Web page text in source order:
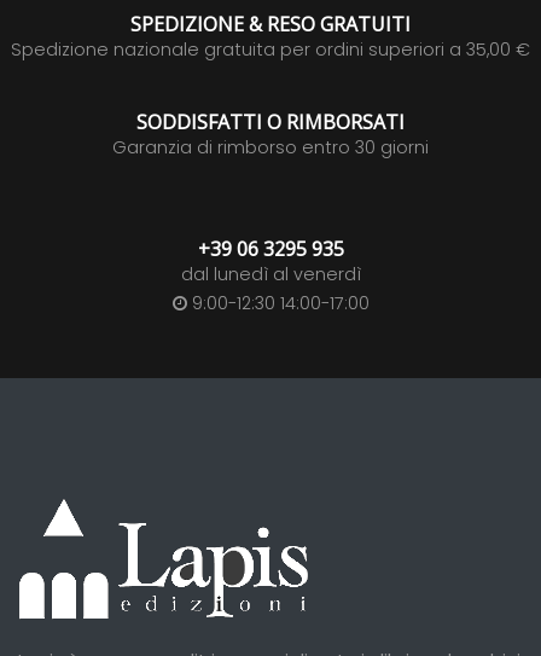
SPEDIZIONE & RESO GRATUITI
Spedizione nazionale gratuita per ordini superiori a 35,00 €
SODDISFATTI O RIMBORSATI
Garanzia di rimborso entro 30 giorni
+39 06 3295 935
dal lunedì al venerdì
9:00-12:30 14:00-17:00